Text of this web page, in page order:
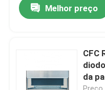
Melhor preço
CFC
da